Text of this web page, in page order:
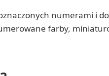
numerami i
farby,